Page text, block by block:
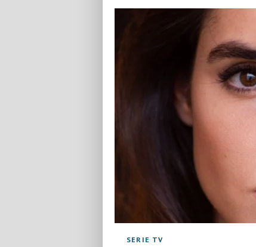
SERIE TV